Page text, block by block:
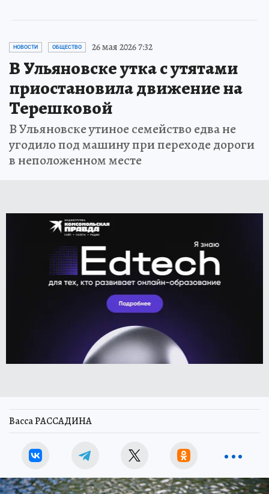
НОВОСТИ ОБЩЕСТВО 26 мая 2026 7:32
В Ульяновске утка с утятами
приостановила движение на
Терешковой
В Ульяновске утиное семейство едва не
угодило под машину при переходе дороги
в неположенном месте
Васса РАССАДИНА